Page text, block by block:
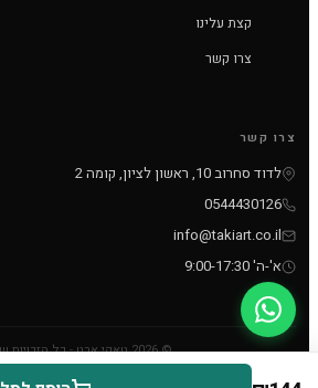
קצת עלינו
צרו קשר
צרו קשר
לדוד סחרוב 10, ראשון לציון, קומה 2
0544430126
info@takiart.co.il
א'-ה' 9:00-17:30
© 2026 טאקי ארט - כל הזכויות שמורות